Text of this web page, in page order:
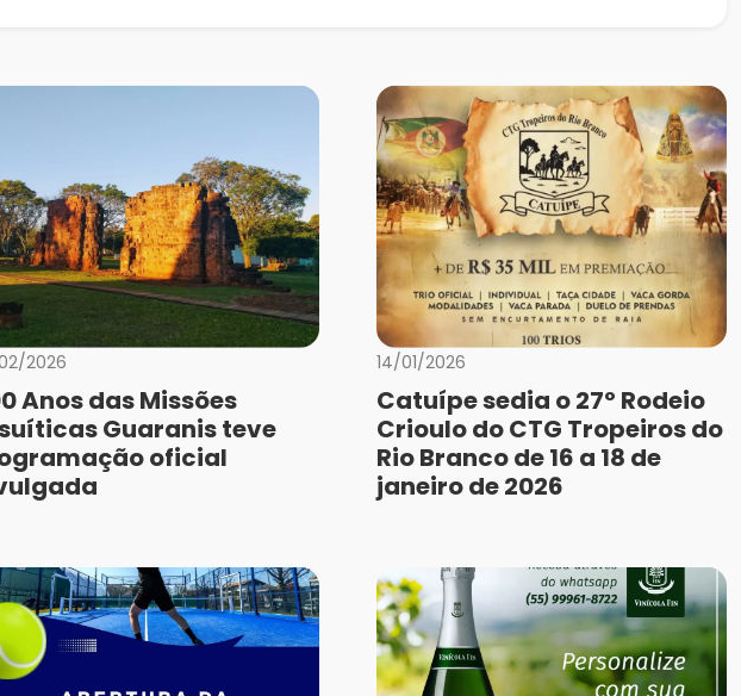
2026
Anos das Missões
Guaranis teve
oficial
14/01/2026
Catuípe sedia o 27º Rodeio
Crioulo do CTG Tropeiros do
Rio Branco de 16 a 18 de
janeiro de 2026